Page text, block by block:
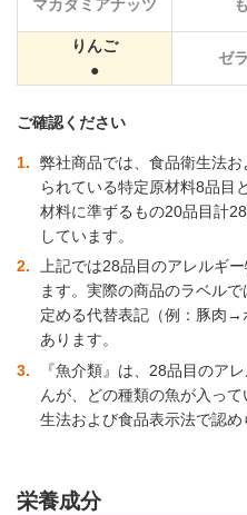
マカダミアナッツ
りんご
ゼ
ご確認ください
1
弊社商品では、食品衛生法
られている特定原材料8品目
材料に準ずるもの20品目計
しています。
2
上記では28品目のアレルギ
ます。実際の商品のラベル
定める代替表記（例：豚肉→
あります。
3
『魚介類』は、28品目のア
んが、どの種類の魚が入っ
生法および食品表示法で認め
栄養成分